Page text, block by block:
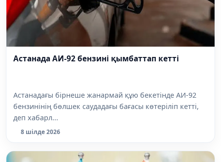
Астанада АИ-92 бензині қымбаттап кетті
Астанадағы бірнеше жанармай құю бекетінде АИ-92
бензинінің бөлшек саудадағы бағасы көтеріліп кетті,
деп хабарл...
8 шілде 2026